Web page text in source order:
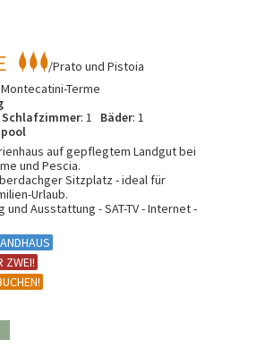
/Prato und Pistoia
Terme
Schlafzimmer: 1 Bäder: 1
auf gepflegtem Landgut bei
und Pescia.
Sitzplatz - ideal für
Urlaub.
und Ausstattung - SAT-TV - Internet -
ZWEI!